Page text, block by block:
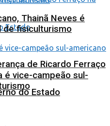
de Ricardo Ferraço
do Estado
Thainã Neves é
de fisiculturismo
é vice-campeão sul-